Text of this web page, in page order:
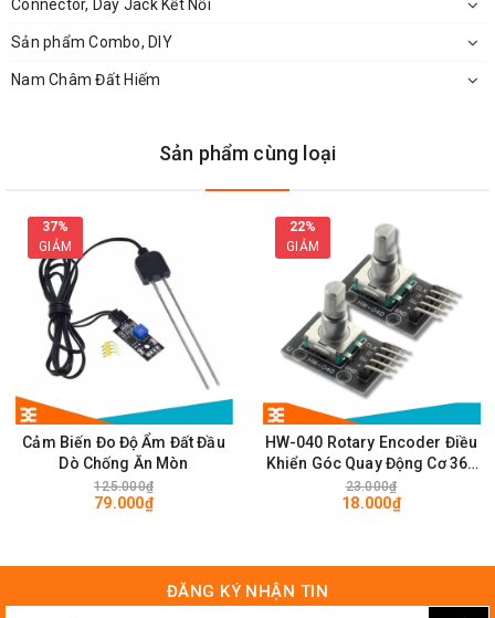
Mặt Bên Module Cảm Biến Góc Nghiêng 2 Kênh SW520D
Kích Thước Thực Tế Module Cảm Biến Góc Nghiêng 2 Kênh
SW520D
Connector, Dây Jack Kết Nối
Sản phẩm Combo, DIY
Nam Châm Đất Hiếm
Sản phẩm cùng loại
37%
GIẢM
Cảm Biến Đo Độ Ẩm Đất Đầu
Dò Chống Ăn Mòn
125.000₫
79.000₫
22%
GIẢM
HW-040 Rotary Encoder Điều
Khiển Góc Quay Động Cơ 360
Độ - Tay cầm ngắn
23.000₫
18.000₫
ĐĂNG KÝ NHẬN TIN